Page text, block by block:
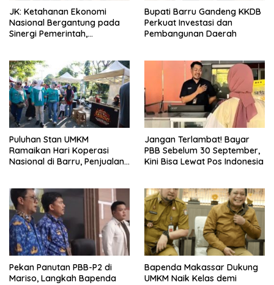
JK: Ketahanan Ekonomi
Nasional Bergantung pada
Sinergi Pemerintah,
Bupati Barru Gandeng KKDB
Perkuat Investasi dan
Pembangunan Daerah
Puluhan Stan UMKM
Ramaikan Hari Koperasi
Nasional di Barru, Penjualan
Jangan Terlambat! Bayar
PBB Sebelum 30 September,
Kini Bisa Lewat Pos Indonesia
Pekan Panutan PBB-P2 di
Mariso, Langkah Bapenda
Bapenda Makassar Dukung
UMKM Naik Kelas demi